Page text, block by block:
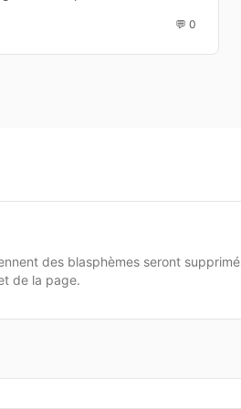
💬 0
des blasphèmes seront
de la page.